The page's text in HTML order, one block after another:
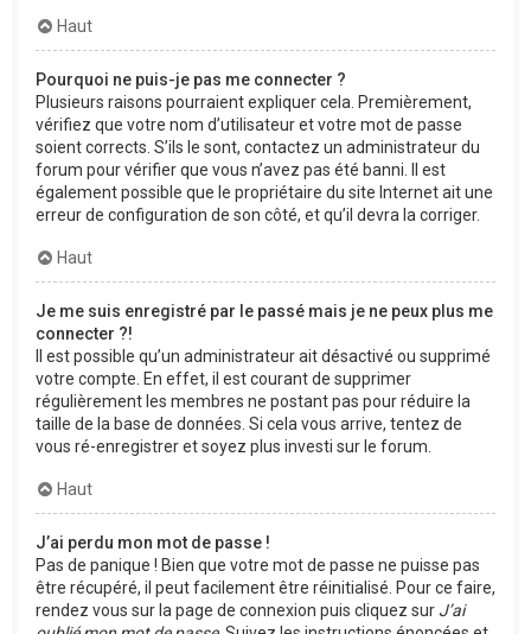
Haut
Pourquoi ne puis-je pas me connecter ?
Plusieurs raisons pourraient expliquer cela. Premièrement,
vérifiez que votre nom d’utilisateur et votre mot de passe
soient corrects. S’ils le sont, contactez un administrateur du
forum pour vérifier que vous n’avez pas été banni. Il est
également possible que le propriétaire du site Internet ait une
erreur de configuration de son côté, et qu’il devra la corriger.
Haut
Je me suis enregistré par le passé mais je ne peux plus me
connecter ?!
Il est possible qu’un administrateur ait désactivé ou supprimé
votre compte. En effet, il est courant de supprimer
régulièrement les membres ne postant pas pour réduire la
taille de la base de données. Si cela vous arrive, tentez de
vous ré-enregistrer et soyez plus investi sur le forum.
Haut
J’ai perdu mon mot de passe !
Pas de panique ! Bien que votre mot de passe ne puisse pas
être récupéré, il peut facilement être réinitialisé. Pour ce faire,
rendez vous sur la page de connexion puis cliquez sur J’ai